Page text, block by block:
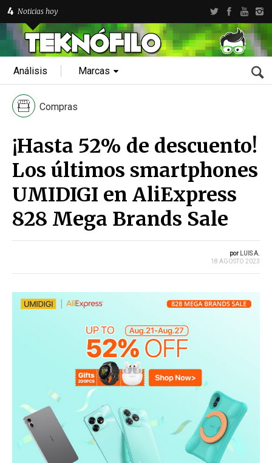
4 Noticias hoy
Análisis Marcas
Compras
¡Hasta 52% de descuento!
Los últimos smartphones
UMIDIGI en AliExpress
828 Mega Brands Sale
por LUIS A.
18 AGOSTO 2023